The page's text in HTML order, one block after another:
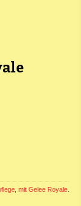
mit Gelee Royale